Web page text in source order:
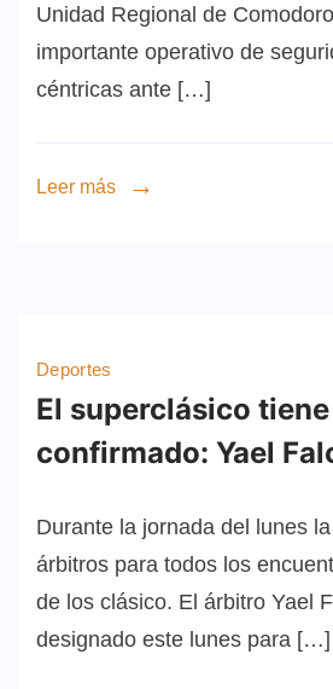
Unidad Regional de
importante operativo de
céntricas ante […]
Leer más
Deportes
El superclásico
confirmado: Yael
Durante la jornada del lunes
árbitros para todos los
de los clásico. El árbitro Yael
designado este lunes para […]